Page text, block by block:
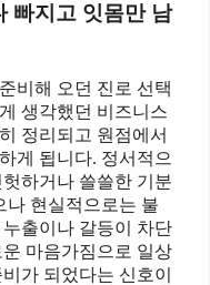
빠지고 잇몸만 남
비해 오던 진로 선택
생각했던 비즈니스
정리되고 원점에서
게 됩니다. 정서적으
헛하거나 쓸쓸한 기분
나 현실적으로는 불
출이나 갈등이 차단
마음가짐으로 일상
가 되었다는 신호이